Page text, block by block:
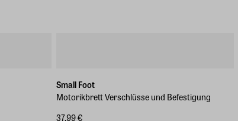
Small Foot
Motorikbrett Verschlüsse und Befestigung
37,99 €